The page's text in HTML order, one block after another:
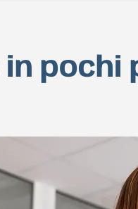
in pochi